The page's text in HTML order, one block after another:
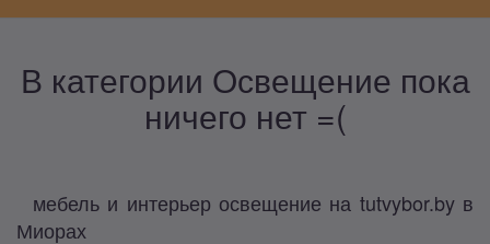
В категории Освещение пока
ничего нет =(
мебель и интерьер освещение на tutvybor.by в
Миорах